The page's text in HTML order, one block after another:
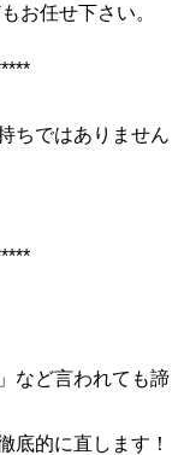
お任せ下さい。
ちではありません
など言われても諦
底的に直します！